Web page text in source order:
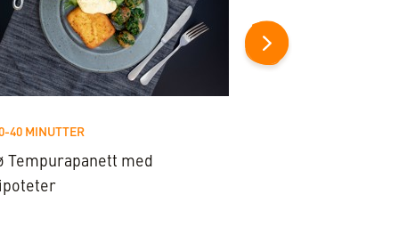
40 MINUTTER
Tempurapanett med